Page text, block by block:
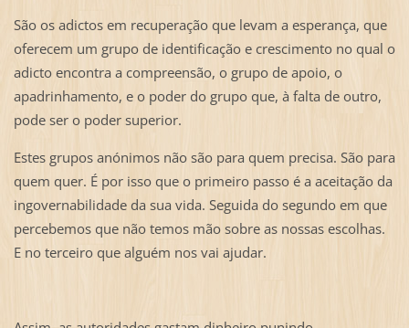
São os adictos em recuperação que levam a esperança, que
oferecem um grupo de identificação e crescimento no qual o
adicto encontra a compreensão, o grupo de apoio, o
apadrinhamento, e o poder do grupo que, à falta de outro,
pode ser o poder superior.
Estes grupos anónimos não são para quem precisa. São para
quem quer. É por isso que o primeiro passo é a aceitação da
ingovernabilidade da sua vida. Seguida do segundo em que
percebemos que não temos mão sobre as nossas escolhas.
E no terceiro que alguém nos vai ajudar.